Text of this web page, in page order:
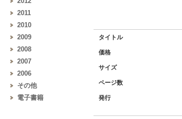
2011
2010
2009
2008
2007
2006
その他
電子書籍
タイトル
価格
サイズ
ページ数
発行